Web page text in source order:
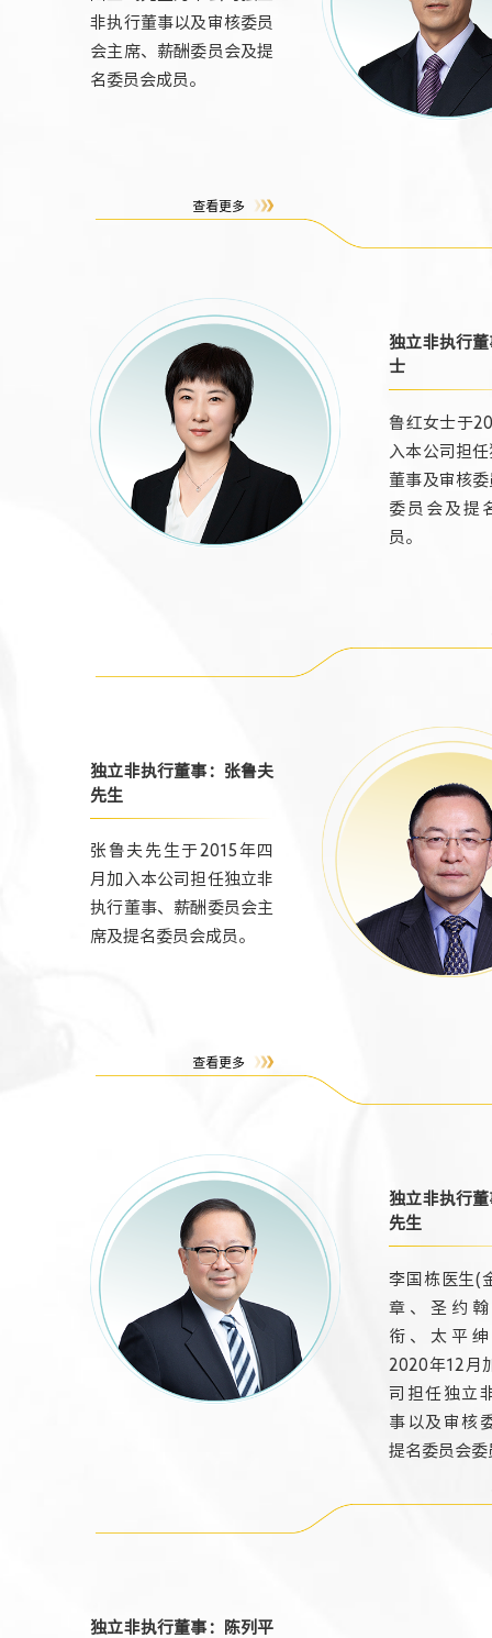
非执行董事以及审核委员
会主席、薪酬委员会及提
名委员会成员。
查看更多
独立非执行
士
鲁红女士于
入本公司担
董事及审核
委员会及提
员。
独立非执行董事：张鲁夫
先生
张鲁夫先生于2015年四
月加入本公司担任独立非
执行董事、薪酬委员会主
席及提名委员会成员。
查看更多
独立非执行
先生
李国栋医生(
章、圣约
衔、太平
2020年12月
司担任独立
事以及审核
提名委员会委
独立非执行董事：陈列平